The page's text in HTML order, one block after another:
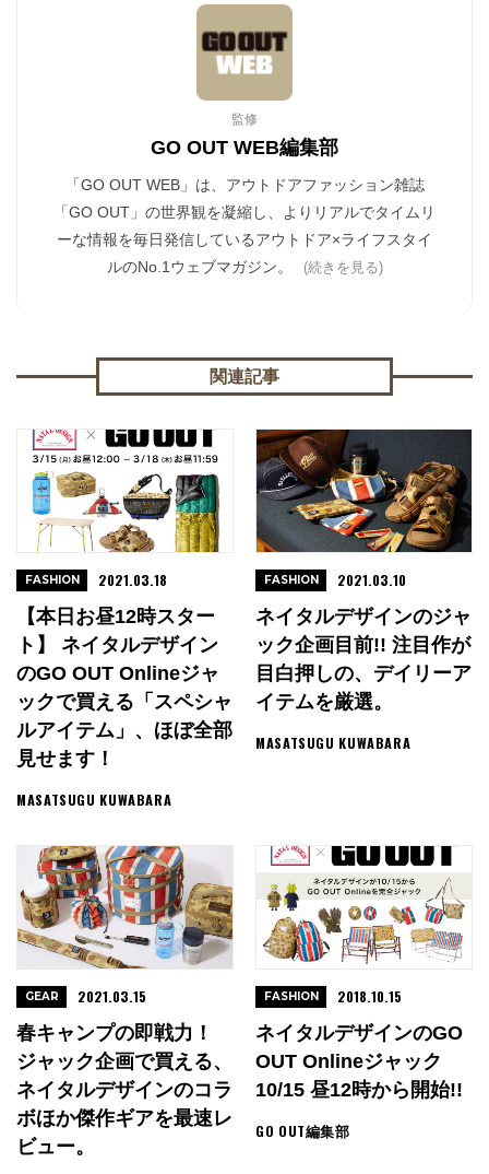
監修
GO OUT WEB編集部
「GO OUT WEB」は、アウトドアファッション雑誌
「GO OUT」の世界観を凝縮し、よりリアルでタイムリ
ーな情報を毎日発信しているアウトドア×ライフスタイ
ルのNo.1ウェブマガジン。
(続きを見る)
関連記事
【本日お昼12時スター
ト】 ネイタルデザイン
のGO OUT Onlineジャ
ックで買える「スペシャ
ルアイテム」、ほぼ全部
見せます！
MASATSUGU KUWABARA
FASHION 2021.03.18
ネイタルデザインのジャ
ック企画目前!! 注目作が
目白押しの、デイリーア
イテムを厳選。
MASATSUGU KUWABARA
FASHION 2021.03.10
春キャンプの即戦力！
ジャック企画で買える、
ネイタルデザインのコラ
ボほか傑作ギアを最速レ
ビュー。
GEAR 2021.03.15
ネイタルデザインのGO
OUT Onlineジャック
10/15 昼12時から開始!!
GO OUT編集部
FASHION 2018.10.15